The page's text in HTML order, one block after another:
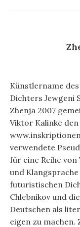
Künstlername
Dichters Jewgeni
Zhenja 2007
Viktor Kalinke
verwendete
für eine Reihe
und
futuristischen
Chlebnikov und
Deutschen als
eigen zu machen.